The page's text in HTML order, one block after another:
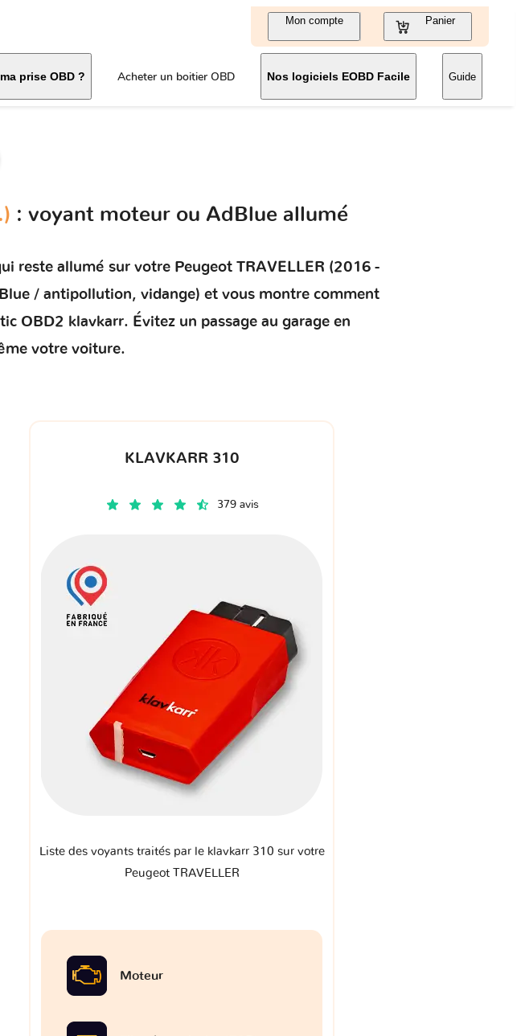
Mon compte Panier
prise OBD ? Acheter un boitier OBD Nos logiciels EOBD Facile Guide
: voyant moteur ou AdBlue allumé
reste allumé sur votre Peugeot TRAVELLER (2016 -
/ antipollution, vidange) et vous montre comment
OBD2 klavkarr. Évitez un passage au garage en
votre voiture.
KLAVKARR 310
379 avis
Liste des voyants traités par le klavkarr 310 sur votre
Peugeot TRAVELLER
Moteur